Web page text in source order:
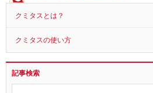
クミタスとは？
クミタスの使い方